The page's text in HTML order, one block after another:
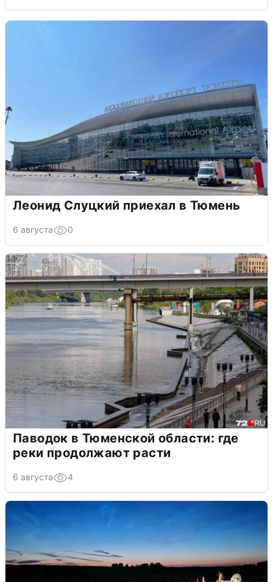
Леонид Слуцкий приехал в Тюмень
6 августа 0
Паводок в Тюменской области: где
реки продолжают расти
6 августа 4